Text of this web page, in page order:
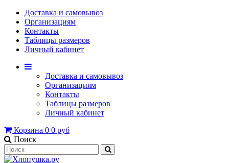
Доставка и самовывоз
Организациям
Контакты
Таблицы размеров
Личный кабинет
Доставка и самовывоз
Организациям
Контакты
Таблицы размеров
Личный кабинет
Корзина 0 0 руб
Поиск